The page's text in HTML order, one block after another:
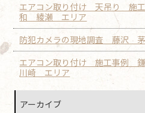
エアコン取り付け 天吊り
和 綾瀬 エリア
防犯カメラの現地調査 藤沢
エアコン取り付け 施工事
川崎 エリア
アーカイブ